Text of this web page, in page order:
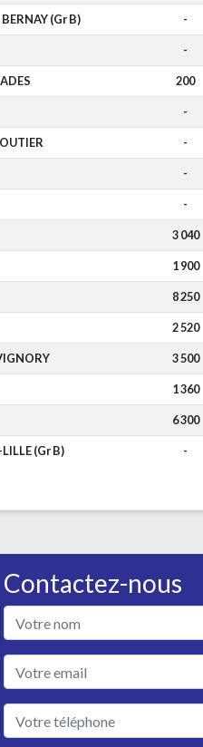
(Gr B) -
-
200
-
-
-
-
3 040
1 900
8 250
2 520
3 500
1 360
6 300
(Gr B) -
Contactez-nous